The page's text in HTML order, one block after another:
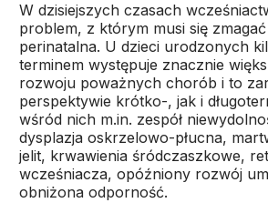
W dzisiejszych czasach
problem, z którym musi się
perinatalna. U dzieci urodzonych
terminem występuje znacznie
rozwoju poważnych chorób i to
perspektywie krótko-, jak i
wśród nich m.in. zespół
dysplazja oskrzelowo-płucna,
jelit, krwawienia śródczaszkowe,
wcześniacza, opóźniony rozwój
obniżona odporność.